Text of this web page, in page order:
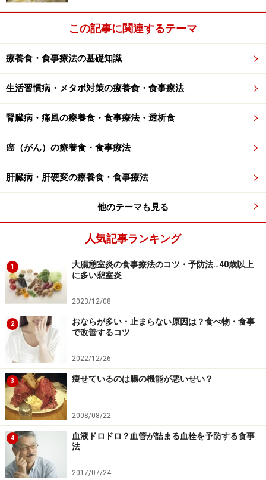
この記事に関連するテーマ
療養食・食事療法の基礎知識
生活習慣病・メタボ対策の療養食・食事療法
腎臓病・痛風の療養食・食事療法・透析食
癌（がん）の療養食・食事療法
肝臓病・肝硬変の療養食・食事療法
他のテーマも見る
人気記事ランキング
1
大腸憩室炎の食事療法のコツ・予防法…40歳以上
に多い憩室炎
2023/12/08
2
おならが多い・止まらない原因は？食べ物・食事
で改善するコツ
2022/12/26
3 痩せているのは腸の機能が悪いせい？
2008/08/22
4
血液ドロドロ？血管が詰まる血栓を予防する食事
法
2017/07/24